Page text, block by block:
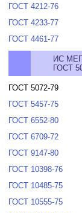
ГОСТ 4212-76
ГОСТ 4233-77
ГОСТ 4461-77
ИС
ГОСТ
ГОСТ 5072-79
ГОСТ 5457-75
ГОСТ 6552-80
ГОСТ 6709-72
ГОСТ 9147-80
ГОСТ 10398-76
ГОСТ 10485-75
ГОСТ 10555-75